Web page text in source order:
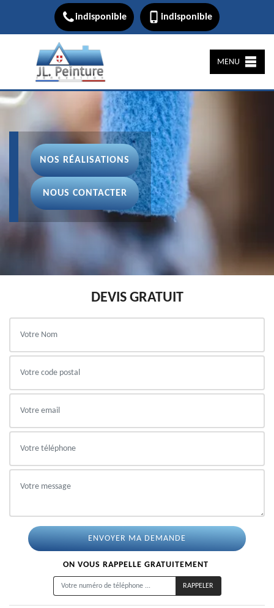
indisponible indisponible
MENU
NOS RÉALISATIONS
NOUS CONTACTER
DEVIS GRATUIT
ON VOUS RAPPELLE GRATUITEMENT